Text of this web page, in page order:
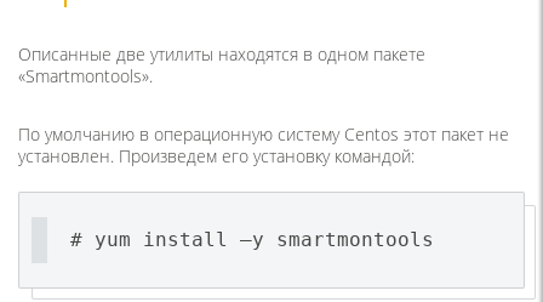
Описанные две утилиты находятся в одном пакете
«Smartmontools».
По умолчанию в операционную систему Centos этот пакет не
установлен. Произведем его установку командой:
# yum install –y smartmontools